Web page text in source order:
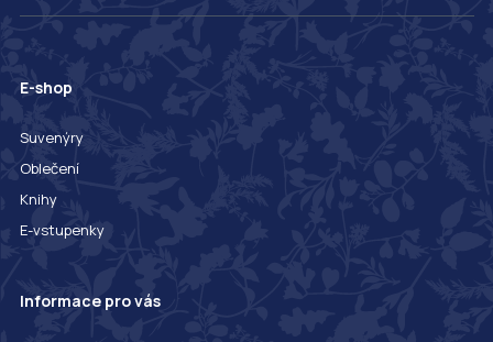
E-shop
Suvenýry
Oblečení
Knihy
E-vstupenky
Informace pro vás